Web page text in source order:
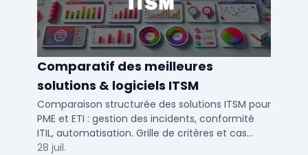
Comparatif des meilleures
solutions & logiciels ITSM
Comparaison structurée des solutions ITSM pour
PME et ETI : gestion des incidents, conformité
ITIL, automatisation. Grille de critères et cas
d'usage par taille d'entreprise.
28 juil.